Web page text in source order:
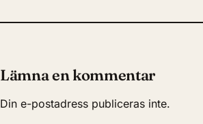
Lämna en kommentar
Din e-postadress publiceras inte.